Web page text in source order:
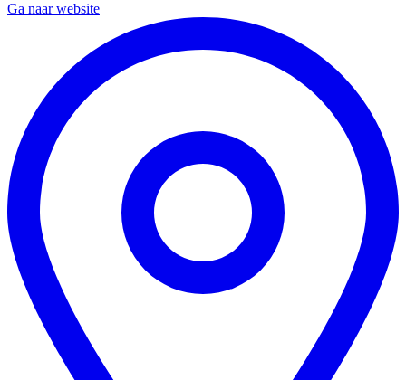
Ga naar website